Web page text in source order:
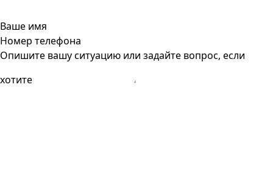
Ваше имя
Номер телефона
Опишите вашу ситуацию или задайте вопрос, если
хотите